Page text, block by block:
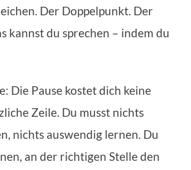
Der Doppelpunkt. Der
kannst du sprechen – indem du
Die Pause kostet dich keine
Zeile. Du musst nichts
nichts auswendig lernen. Du
an der richtigen Stelle den